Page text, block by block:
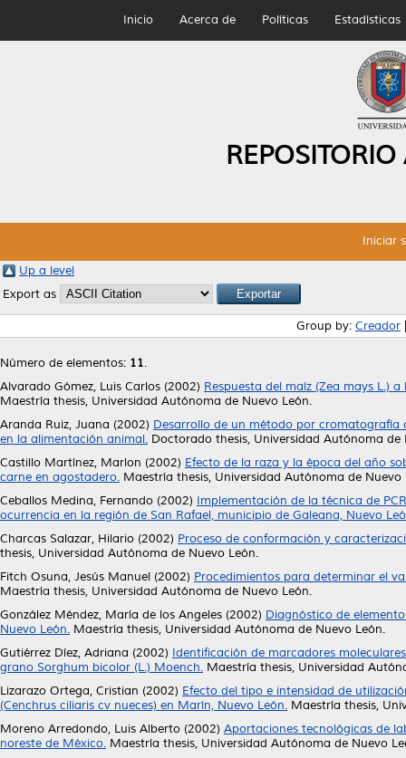
Inicio Acerca de Políticas Estadísticas
Iniciar
Up a level
Export as
Group by: Creador
Número de elementos: 11.
Alvarado Gómez, Luis Carlos (2002) Respuesta del maíz (Zea mays L.)
Maestría thesis, Universidad Autónoma de Nuevo León.
Aranda Ruiz, Juana (2002) Desarrollo de un método por cromatografía
en la alimentación animal. Doctorado thesis, Universidad Autónoma de
Castillo Martínez, Marlon (2002) Efecto de la raza y la época del año
carne en agostadero. Maestría thesis, Universidad Autónoma de Nuevo
Ceballos Medina, Fernando (2002) Implementación de la técnica de
ocurrencia en la región de San Rafael, municipio de Galeana, Nuevo
Charcas Salazar, Hilario (2002) Proceso de conformación y
thesis, Universidad Autónoma de Nuevo León.
Fitch Osuna, Jesús Manuel (2002) Procedimientos para determinar el
Maestría thesis, Universidad Autónoma de Nuevo León.
González Méndez, María de los Angeles (2002) Diagnóstico de
Nuevo León. Maestría thesis, Universidad Autónoma de Nuevo León.
Gutiérrez Díez, Adriana (2002) Identificación de marcadores
grano Sorghum bicolor (L.) Moench. Maestría thesis, Universidad
Lizarazo Ortega, Cristian (2002) Efecto del tipo e intensidad de
(Cenchrus ciliaris cv nueces) en Marín, Nuevo León. Maestría thesis,
Moreno Arredondo, Luis Alberto (2002) Aportaciones tecnológicas de
noreste de México. Maestría thesis, Universidad Autónoma de Nuevo